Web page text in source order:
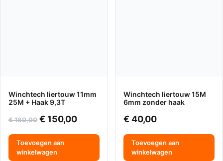
Winchtech liertouw 11mm
25M + Haak 9,3T
€180,00 € 150,00
Toevoegen aan
winkelwagen
Winchtech liertouw 15M
6mm zonder haak
€40,00
Toevoegen aan
winkelwagen